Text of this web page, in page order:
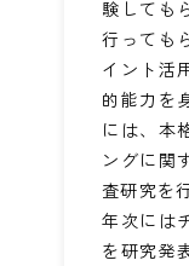
験しても
行っても
イント活
的能力を
には、本
ングに関
査研究を
年次には
を研究発